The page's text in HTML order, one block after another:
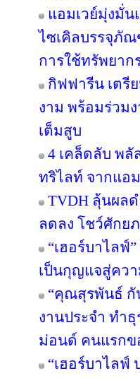
แอมเวย์มุ่งมั่
ไซเคิลบรรจุภั
การใช้ทรัพยาก
กิฟฟารีน เตรี
งาม พร้อมร่วมง
เต็มสูบ
4 เคล็ดลับ พ
ทริไลท์ จากแอม
TVDH ลุ้นผล
ลดลง โชว์ศักย
“เฮอร์บาไลฟ์
เป็นกุญแจสู่ควา
“คุณสุรพันธ์ กั
งานประจำ ทำ
ม่อนด์ คนแรกข
“เฮอร์บาไลฟ์